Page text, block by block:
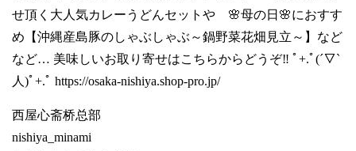
せ頂く大人気カレーうどんセットや 🌸母の日🌸におすす
め【沖縄産島豚のしゃぶしゃぶ～鍋野菜花畑見立～】など
など… 美味しいお取り寄せはこちらからどうぞ‼️ ﾟ+.ﾟ(´▽`
人)ﾟ+.ﾟ https://osaka-nishiya.shop-pro.jp/
西屋心斋桥总部
nishiya_minami